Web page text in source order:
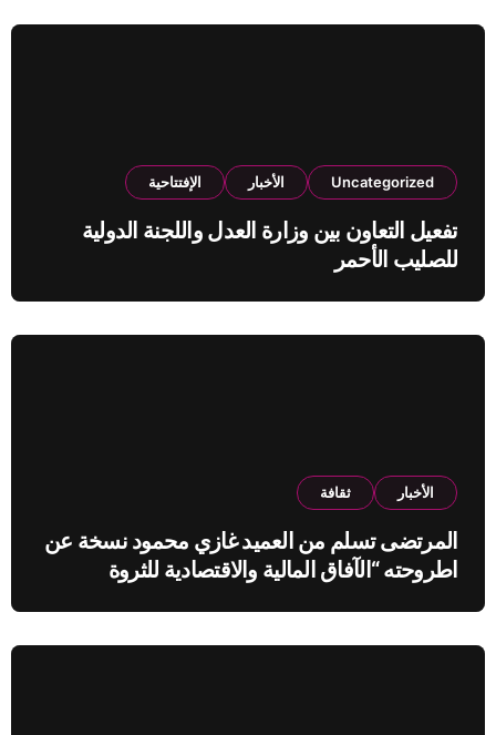
Uncategorized الأخبار الإفتتاحية
تفعيل التعاون بين وزارة العدل واللجنة الدولية
للصليب الأحمر
الأخبار ثقافة
المرتضى تسلم من العميد غازي محمود نسخة عن
اطروحته “الآفاق المالية والاقتصادية للثروة